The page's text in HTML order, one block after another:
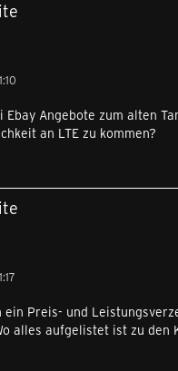
Ebay Angebote zum alten
an LTE zu kommen?
ein Preis- und
alles aufgelistet ist zu den